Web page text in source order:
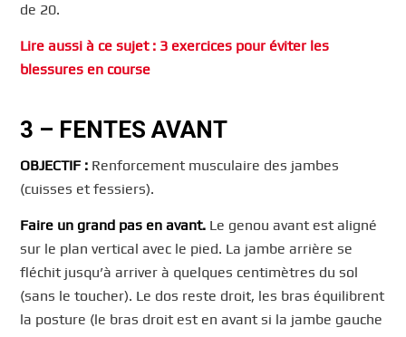
de 20.
Lire aussi à ce sujet : 3 exercices pour éviter les
blessures en course
3 – FENTES AVANT
OBJECTIF : Renforcement musculaire des jambes
(cuisses et fessiers).
Faire un grand pas en avant. Le genou avant est aligné
sur le plan vertical avec le pied. La jambe arrière se
fléchit jusqu’à arriver à quelques centimètres du sol
(sans le toucher). Le dos reste droit, les bras équilibrent
la posture (le bras droit est en avant si la jambe gauche